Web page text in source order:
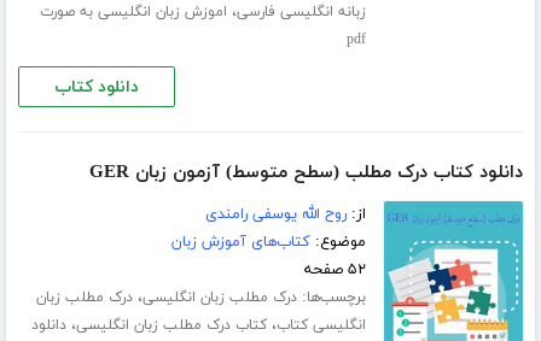
زبانه انگلیسی فارسی، اموزش زبان انگلیسی به صورت
pdf
دانلود کتاب
دانلود کتاب درک مطلب (سطح متوسط) آزمون زبان GER
از:روح الله یوسفی رامندی
موضوع:کتاب‌های آموزش زبان
۵۲ صفحه
برچسب‌ها:درک مطلب زبان انگلیسی،درک مطلب زبان
انگلیسی کتاب،کتاب درک مطلب زبان انگلیسی،دانلود